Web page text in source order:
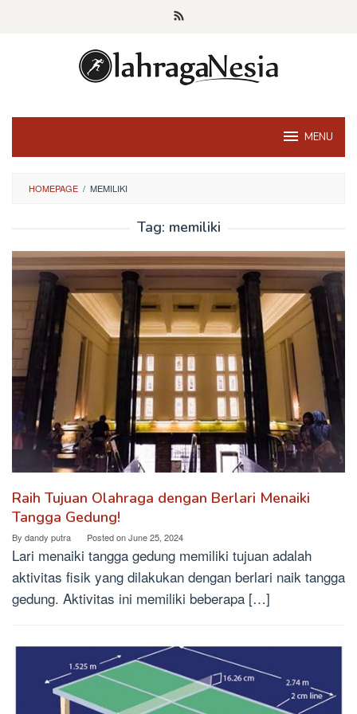
MENU
HOMEPAGE / MEMILIKI
Tag: memiliki
Raih Tujuan Olahraga dengan Berlari Menaiki
Tangga Gedung!
By dandy putra Posted onJune 25, 2024
Lari menaiki tangga gedung memiliki tujuan adalah
aktivitas fisik yang dilakukan dengan berlari naik tangga
gedung. Aktivitas ini memiliki beberapa […]